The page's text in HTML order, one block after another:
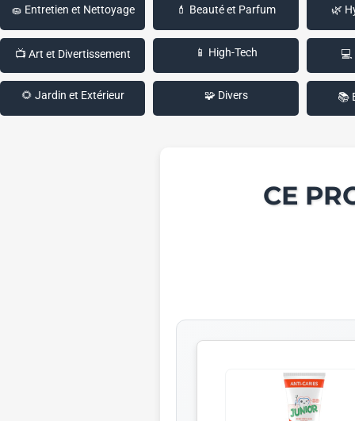
🧽 Entretien et Nettoyage 💄 Beauté et Parfum 🌿
📺 Art et Divertissement 📱 High-Tech 💻
🌻 Jardin et Extérieur 🧩 Divers 📚
CE